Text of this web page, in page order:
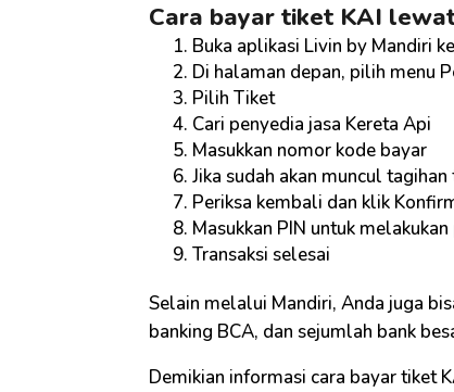
Cara bayar tiket KAI
Buka aplikasi Livin by Mandiri
Di halaman depan, pilih menu
Pilih Tiket
Cari penyedia jasa Kereta Api
Masukkan nomor kode bayar
Jika sudah akan muncul
Periksa kembali dan klik
Masukkan PIN untuk
Transaksi selesai
Selain melalui Mandiri, Anda juga
banking BCA, dan sejumlah bank
Demikian informasi cara bayar tiket